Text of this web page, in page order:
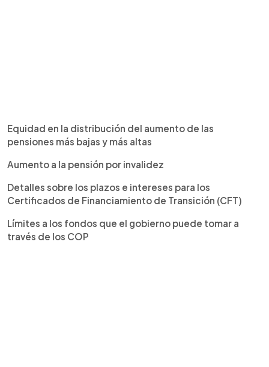
Equidad en la distribución del aumento de las
pensiones más bajas y más altas
Aumento a la pensión por invalidez
Detalles sobre los plazos e intereses para los
Certificados de Financiamiento de Transición (CFT)
Límites a los fondos que el gobierno puede tomar a
través de los COP